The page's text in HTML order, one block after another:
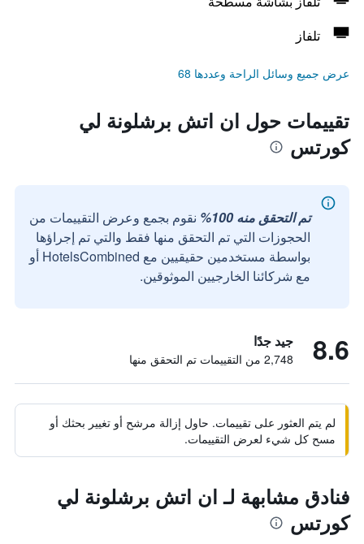
تلفاز
عرض جميع وسائل الراحة وعددها 68
تقييمات حول ان اتش برشلونة لي
كورتس
تم التحقق منه 100%
نقوم بجمع وعرض التقييمات من
الحجوزات التي تم التحقق منها فقط والتي تم إجراؤها
بواسطة مستخدمين حقيقيين مع HotelsCombined أو
مع شركائنا الخارجيين الموثوقين.
8.6 جيد جدًا
2,748 من التقييمات تم التحقق منها
لم يتم العثور على تقييمات. حاول إزالة مرشح أو تغيير بحثك أو
مسح كل شيء لعرض التقييمات.
فنادق مشابهة لـ ان اتش برشلونة لي
كورتس